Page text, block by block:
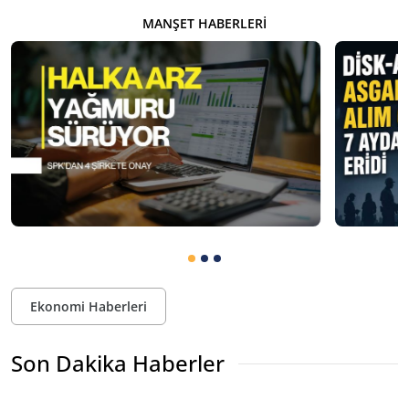
MANŞET HABERLERI
Ekonomi Haberleri
Son Dakika Haberler